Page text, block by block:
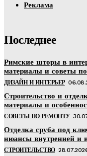
Реклама
Последнее
Римские шторы в
материалы и советы
ДИЗАЙН И ИНТЕРЬЕР
Строительство и
материалы и
СОВЕТЫ ПО РЕМОНТУ
Отделка сруба под
нюансы внутренней и
СТРОИТЕЛЬСТВО